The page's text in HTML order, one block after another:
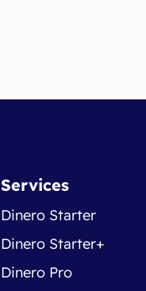
Services
Dinero Starter
Dinero Starter+
Dinero Pro